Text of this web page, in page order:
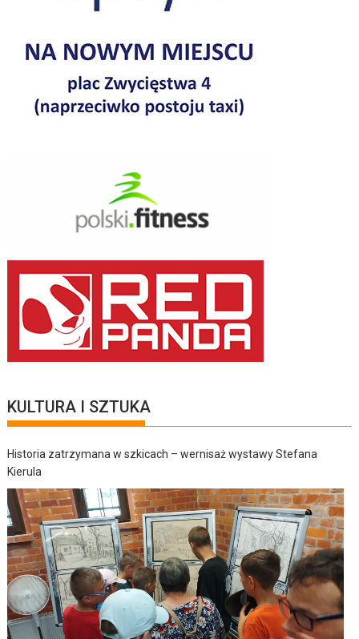
KULTURA I SZTUKA
Historia zatrzymana w szkicach – wernisaż wystawy Stefana
Kierula